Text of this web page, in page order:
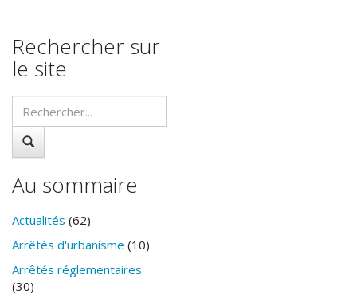
Rechercher sur
le site
Au sommaire
Actualités (62)
Arrêtés d'urbanisme (10)
Arrêtés réglementaires
(30)